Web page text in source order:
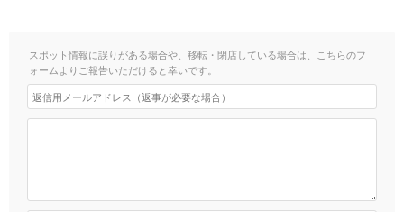
スポット情報に誤りがある場合や、移転・閉店している場合は、こちらのフ
ォームよりご報告いただけると幸いです。